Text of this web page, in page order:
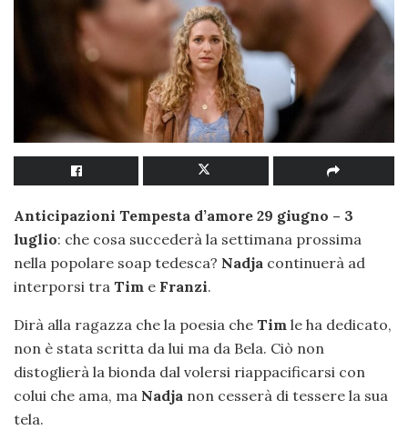
Anticipazioni Tempesta d’amore 29 giugno – 3
luglio: che cosa succederà la settimana prossima
nella popolare soap tedesca? Nadja continuerà ad
interporsi tra Tim e Franzi.
Dirà alla ragazza che la poesia che Tim le ha dedicato,
non è stata scritta da lui ma da Bela. Ciò non
distoglierà la bionda dal volersi riappacificarsi con
colui che ama, ma Nadja non cesserà di tessere la sua
tela.